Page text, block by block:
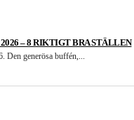
– 8 RIKTIGT BRA STÄLLEN
Den generösa buffén,...